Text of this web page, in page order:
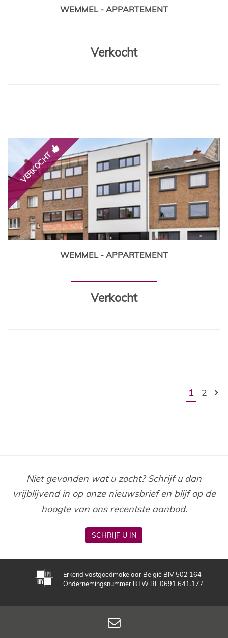
90 m² 2
WEMMEL - APPARTEMENT
Verkocht
VERKOCHT
90 m² 2
WEMMEL - APPARTEMENT
Verkocht
1 2
Niet gevonden wat u zocht? Schrijf u dan
vrijblijvend in op onze nieuwsbrief en blijf op de
hoogte van ons recentste aanbod.
SCHRIJF U IN
Erkend vastgoedmakelaar België BIV 502 164
Ondernemingsnummer BTW BE 0691.641.177